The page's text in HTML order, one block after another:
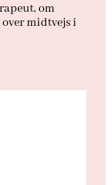
om
midtvejs i